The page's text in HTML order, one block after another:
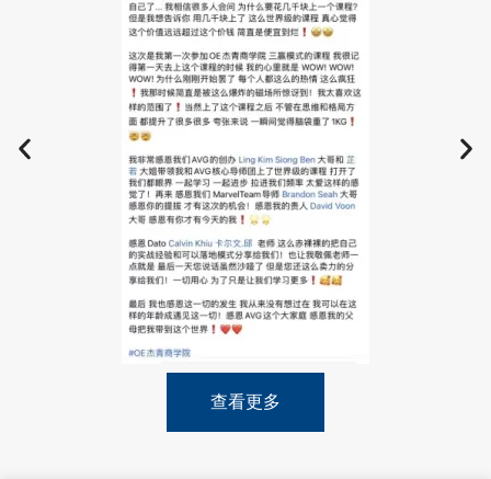
查看更多